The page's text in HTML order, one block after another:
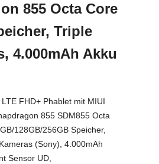
855 Octa Core
Triple
4.000mAh Akku
FHD+ Phablet mit MIUI
855 SDM855 Octa
128GB/256GB Speicher,
(Sony), 4.000mAh
Sensor UD,